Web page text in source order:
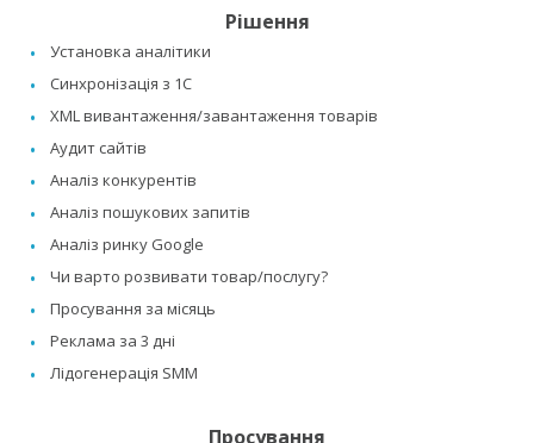
Рішення
Установка аналітики
Синхронізація з 1C
XML вивантаження/завантаження товарів
Аудит сайтів
Аналіз конкурентів
Аналіз пошукових запитів
Аналіз ринку Google
Чи варто розвивати товар/послугу?
Просування за місяць
Реклама за 3 дні
Лідогенерація SMM
Просування